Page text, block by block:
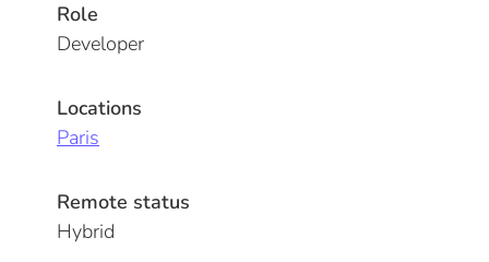
Role
Developer
Locations
Paris
Remote status
Hybrid